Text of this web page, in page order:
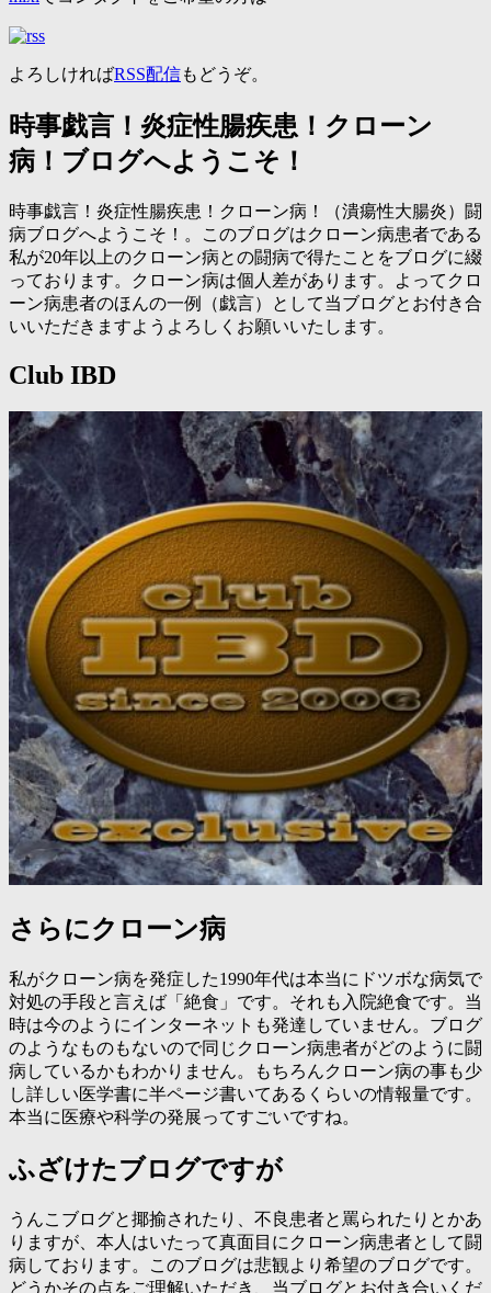
よろしければRSS配信もどうぞ。
時事戯言！炎症性腸疾患！クローン
病！ブログへようこそ！
時事戯言！炎症性腸疾患！クローン病！（潰瘍性大腸炎）闘
病ブログへようこそ！。このブログはクローン病患者である
私が20年以上のクローン病との闘病で得たことをブログに綴
っております。クローン病は個人差があります。よってクロ
ーン病患者のほんの一例（戯言）として当ブログとお付き合
いいただきますようよろしくお願いいたします。
Club IBD
さらにクローン病
私がクローン病を発症した1990年代は本当にドツボな病気で
対処の手段と言えば「絶食」です。それも入院絶食です。当
時は今のようにインターネットも発達していません。ブログ
のようなものもないので同じクローン病患者がどのように闘
病しているかもわかりません。もちろんクローン病の事も少
し詳しい医学書に半ページ書いてあるくらいの情報量です。
本当に医療や科学の発展ってすごいですね。
ふざけたブログですが
うんこブログと揶揄されたり、不良患者と罵られたりとかあ
りますが、本人はいたって真面目にクローン病患者として闘
病しております。このブログは悲観より希望のブログです。
どうかその点をご理解いただき、当ブログとお付き合いくだ